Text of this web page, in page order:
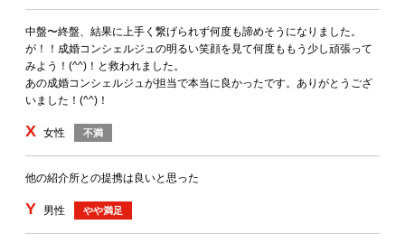
中盤〜終盤、結果に上手く繋げられず何度も諦めそうになりました。
が！！成婚コンシェルジュの明るい笑顔を見て何度ももう少し頑張って
みよう！(^^)！と救われました。
あの成婚コンシェルジュが担当で本当に良かったです。ありがとうござ
いました！(^^)！
X 女性 不満
他の紹介所との提携は良いと思った
Y 男性 やや満足